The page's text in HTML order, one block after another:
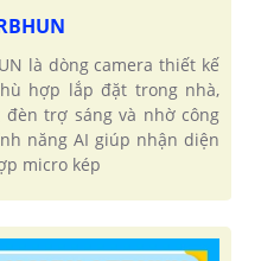
là dòng camera thiết kế
hợp lắp đặt trong nhà,
trợ sáng và nhờ công
năng AI giúp nhận diện
micro kép